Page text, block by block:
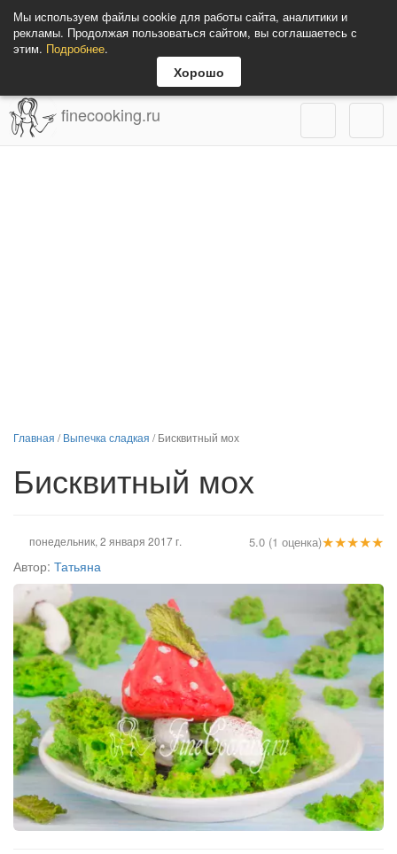
Мы используем файлы cookie для работы сайта, аналитики и
рекламы. Продолжая пользоваться сайтом, вы соглашаетесь с
этим. Подробнее.
Хорошо
finecooking.ru
Главная /Выпечка сладкая /Бисквитный мох
Бисквитный мох
★★★★★
5.0 (1 оценка)
понедельник, 2 января 2017 г.
Автор: Татьяна